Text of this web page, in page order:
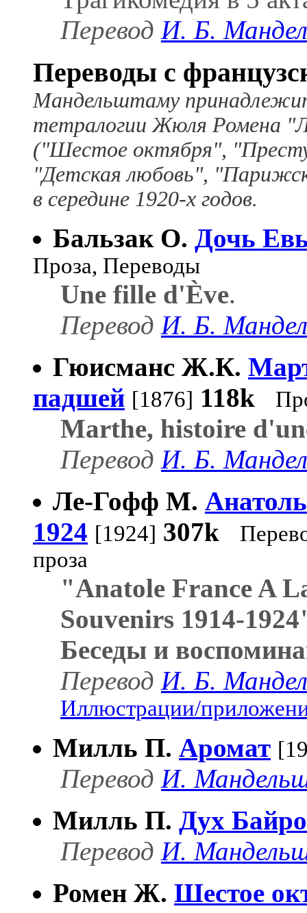
Перевод И. Б.
Переводы с
Мандельштаму
тетралогии Жюля Ромена
("Шестое октября",
"Детская любовь",
в середине 1920-х годов.
Бальзак О. Дочь
Проза, Переводы
Une fille d'Ève.
Перевод И. Б.
Гюисманс Ж.К.
падшей [1876] 118k
Marthe, histoire
Перевод И. Б.
Ле-Гофф М.
1924 [1924] 307k
проза
"Anatole France A
Souvenirs 1914-
Беседы и
Перевод И. Б.
Иллюстрации/
Милль П. Аромат
Перевод И.
Милль П. Дух
Перевод И.
Ромен Ж. Шестое